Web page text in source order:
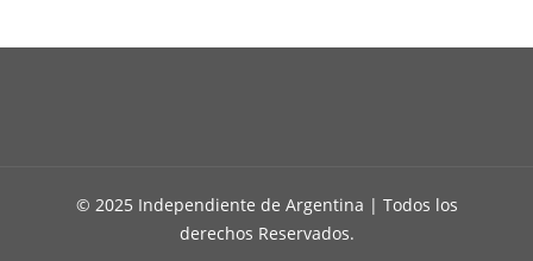
© 2025 Independiente de Argentina | Todos los
derechos Reservados.